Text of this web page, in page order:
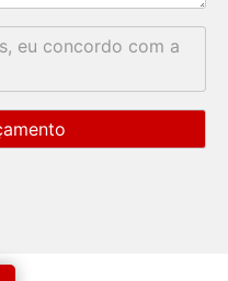
eu concordo com a